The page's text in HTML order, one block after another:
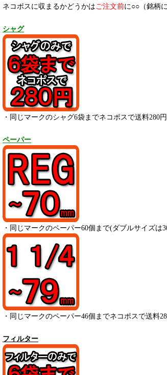
ネコポスに収まるかどうかはご注文前に○○（銘柄
シャグ
・同じマークのシャグ6袋までネコポスで送料280円
ペーパー
・ 同じマークのペーパー60個まで(ダブルサイズは
・ 同じマークのペーパー46個までネコポスで送料
フィルター